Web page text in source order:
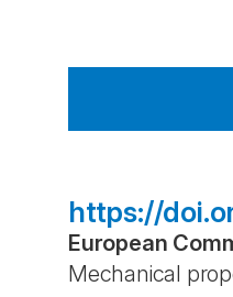
https://
European
Mechanical